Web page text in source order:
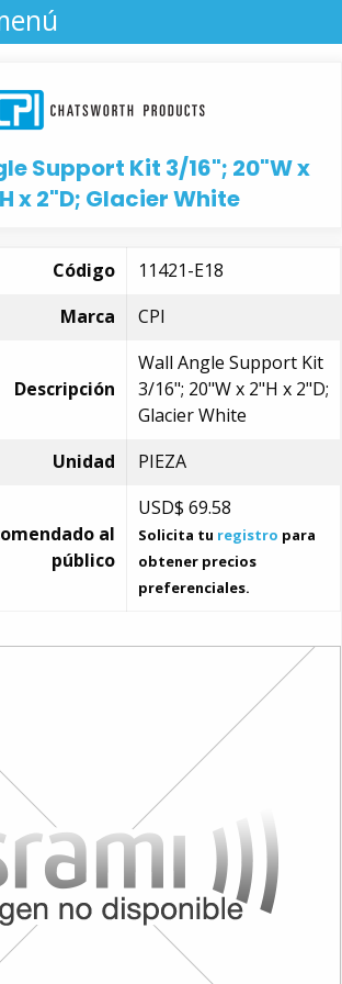
Support Kit 3/16"; 20"W x
x 2"D; Glacier White
Código
11421-E18
Marca
CPI
Descripción
Wall Angle Support Kit
3/16"; 20"W x 2"H x 2"D;
Glacier White
Unidad
PIEZA
al
público
USD$ 69.58
Solicita tu registro para
obtener precios
preferenciales.